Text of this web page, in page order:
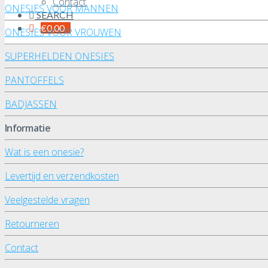
SEARCH
€0,00
ONESIES VOOR MANNEN
ONESIES VOOR VROUWEN
SUPERHELDEN ONESIES
PANTOFFELS
BADJASSEN
Informatie
Wat is een onesie?
Levertijd en verzendkosten
Veelgestelde vragen
Retourneren
Contact